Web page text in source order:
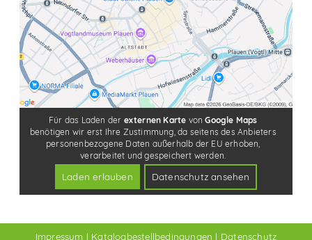
Impressum | Katalogbestellbedingungen | Datenschutz